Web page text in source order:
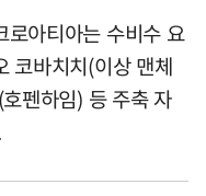
로아티아는 수비수 요
코바치치(이상 맨체
펜하임) 등 주축 자